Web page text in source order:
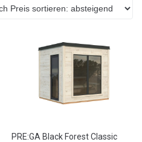
PRE:GA Black Forest Classic